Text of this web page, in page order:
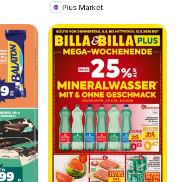
Plus Market